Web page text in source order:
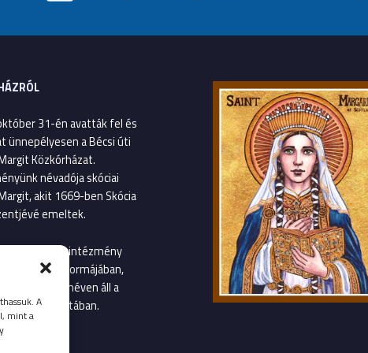
A
mint a
31-én avatták fel és
ünnepélyesen a Bécsi úti
Közkórházat.
névadója skóciai
akit 1669-ben Skócia
emeltek.
1-től az intézmény
szerv formájában,
Margit Kórház néven áll a
szolgálatában.